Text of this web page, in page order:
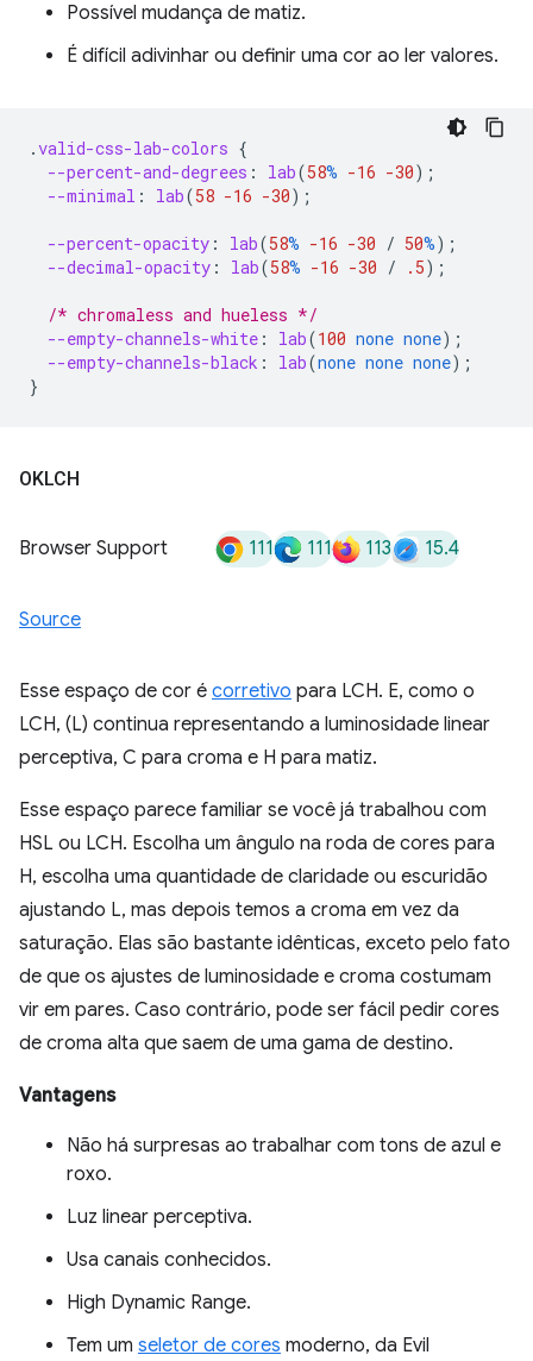
Possível mudança de matiz.
É difícil adivinhar ou definir uma cor ao ler valores.
.valid-css-lab-colors {
--percent-and-degrees : lab(58% -16 -30);
--minimal : lab(58 -16 -30);
--percent-opacity : lab(58% -16 -30 / 50%);
--decimal-opacity : lab(58% -16 -30 / .5);
/* chromaless and hueless */
--empty-channels-white : lab(100 none none);
--empty-channels-black : lab(none none none);
}
OKLCH
Browser Support 111 111 113 15.4
Source
Esse espaço de cor é corretivo para LCH. E, como o
LCH, (L) continua representando a luminosidade linear
perceptiva, C para croma e H para matiz.
Esse espaço parece familiar se você já trabalhou com
HSL ou LCH. Escolha um ângulo na roda de cores para
H, escolha uma quantidade de claridade ou escuridão
ajustando L, mas depois temos a croma em vez da
saturação. Elas são bastante idênticas, exceto pelo fato
de que os ajustes de luminosidade e croma costumam
vir em pares. Caso contrário, pode ser fácil pedir cores
de croma alta que saem de uma gama de destino.
Vantagens
Não há surpresas ao trabalhar com tons de azul e
roxo.
Luz linear perceptiva.
Usa canais conhecidos.
High Dynamic Range.
Tem um seletor de cores moderno, da Evil